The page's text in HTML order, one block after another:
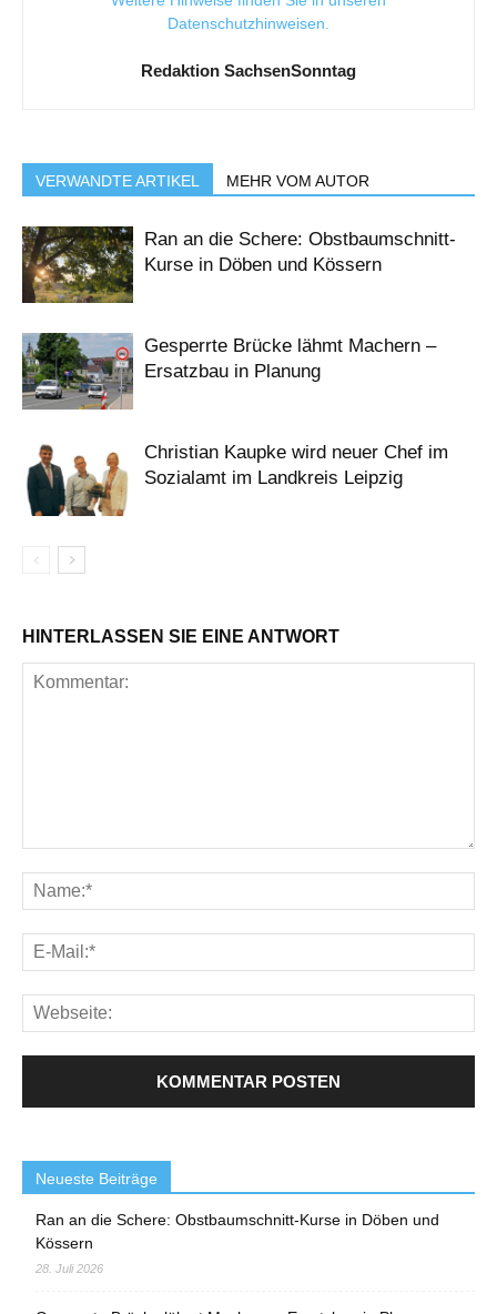
Datenschutzhinweisen
Redaktion SachsenSonntag
VERWANDTE ARTIKEL MEHR VOM AUTOR
Ran an die Schere: Obstbaumschnitt-
Kurse in Döben und Kössern
Gesperrte Brücke lähmt Machern –
Ersatzbau in Planung
Christian Kaupke wird neuer Chef im
Sozialamt im Landkreis Leipzig
HINTERLASSEN SIE EINE ANTWORT
Neueste Beiträge
Ran an die Schere: Obstbaumschnitt-Kurse in Döben und
Kössern
28. Juli 2026